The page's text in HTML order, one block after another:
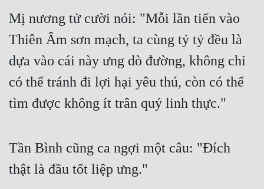
Gia Đấu
Huyền Huyễn
Huyền Ảo
Hài Hước
Mị nương tử cười nói: "Mỗi lần tiến vào
Thiên Âm sơn mạch, ta cùng tỷ tỷ đều là
dựa vào cái này ưng dò đường, không chỉ
có thể tránh đi lợi hại yêu thú, còn có thể
tìm được không ít trân quý linh thực."
Tần Bình cũng ca ngợi một câu: "Đích
thật là đầu tốt liệp ưng."